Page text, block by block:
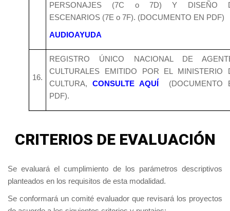
PERSONAJES (7C o 7D) Y DISEÑO
ESCENARIOS (7E o 7F). (DOCUMENTO EN PDF)
AUDIOAYUDA
16.
REGISTRO ÚNICO NACIONAL DE
CULTURALES EMITIDO POR EL MINISTERIO
CULTURA,
CONSULTE AQUÍ
(DOCUMENTO
PDF).
CRITERIOS DE EVALUACIÓN
Se evaluará el cumplimiento de los parámetros descriptivos
planteados en los requisitos de esta modalidad.
Se conformará un comité evaluador que revisará los proyectos